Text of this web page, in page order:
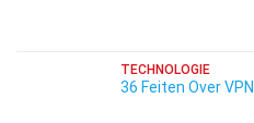
TECHNOLOGIE
36 Feiten Over VPN